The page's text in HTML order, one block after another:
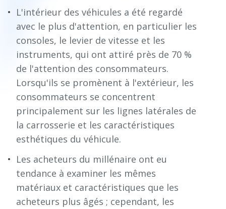
L'intérieur des véhicules a été regardé
avec le plus d'attention, en particulier les
consoles, le levier de vitesse et les
instruments, qui ont attiré près de 70 %
de l'attention des consommateurs.
Lorsqu'ils se promènent à l'extérieur, les
consommateurs se concentrent
principalement sur les lignes latérales de
la carrosserie et les caractéristiques
esthétiques du véhicule.
Les acheteurs du millénaire ont eu
tendance à examiner les mêmes
matériaux et caractéristiques que les
acheteurs plus âgés ; cependant, les